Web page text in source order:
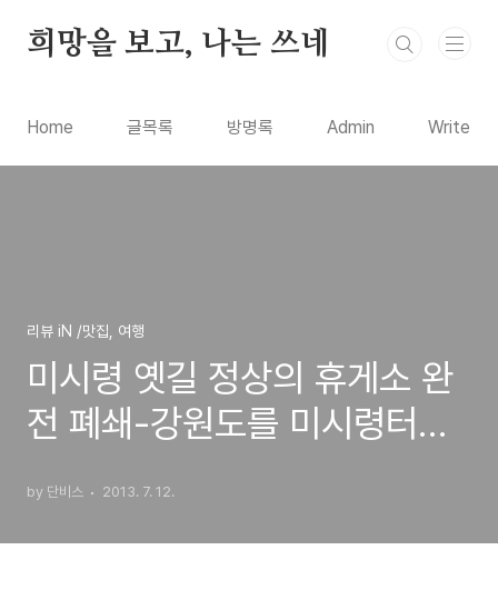
희망을 보고, 나는 쓰네
Home 글목록 방명록 Admin Write
리뷰 iN /맛집, 여행
미시령 옛길 정상의 휴게소 완
전 폐쇄-강원도를 미시령터널,
바위를 보러 갈까?
by 단비스 2013. 7. 12.